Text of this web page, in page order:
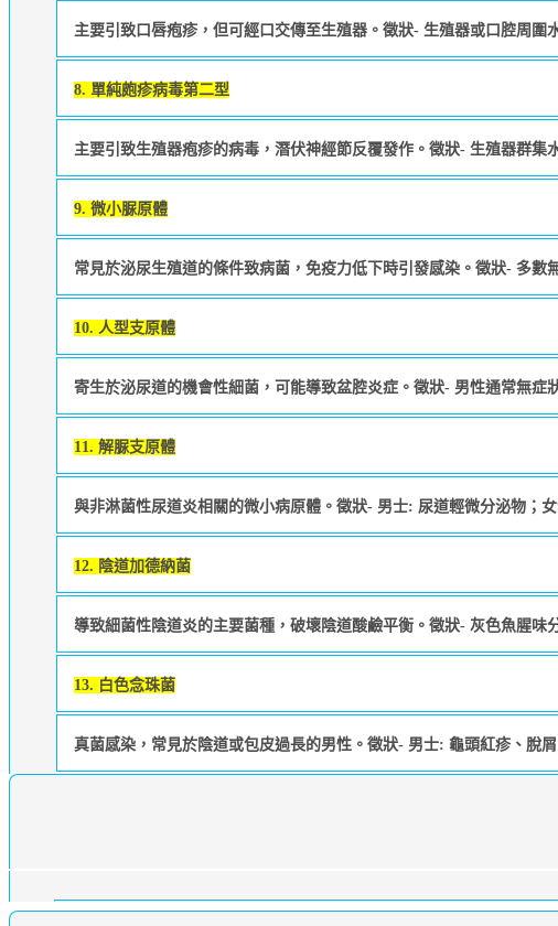
主要引致口唇疱疹，但可經口交傳至生殖器。徵狀- 生殖器或口腔周圍
8. 單純皰疹病毒第二型
主要引致生殖器疱疹的病毒，潛伏神經節反覆發作。徵狀- 生殖器群集
9. 微小脲原體
常見於泌尿生殖道的條件致病菌，免疫力低下時引發感染。徵狀- 多數
10. 人型支原體
寄生於泌尿道的機會性細菌，可能導致盆腔炎症。徵狀- 男性通常無症
11. 解脲支原體
與非淋菌性尿道炎相關的微小病原體。徵狀- 男士: 尿道輕微分泌物；
12. 陰道加德納菌
導致細菌性陰道炎的主要菌種，破壞陰道酸鹼平衡。徵狀- 灰色魚腥味
13. 白色念珠菌
真菌感染，常見於陰道或包皮過長的男性。徵狀- 男士: 龜頭紅疹、脫